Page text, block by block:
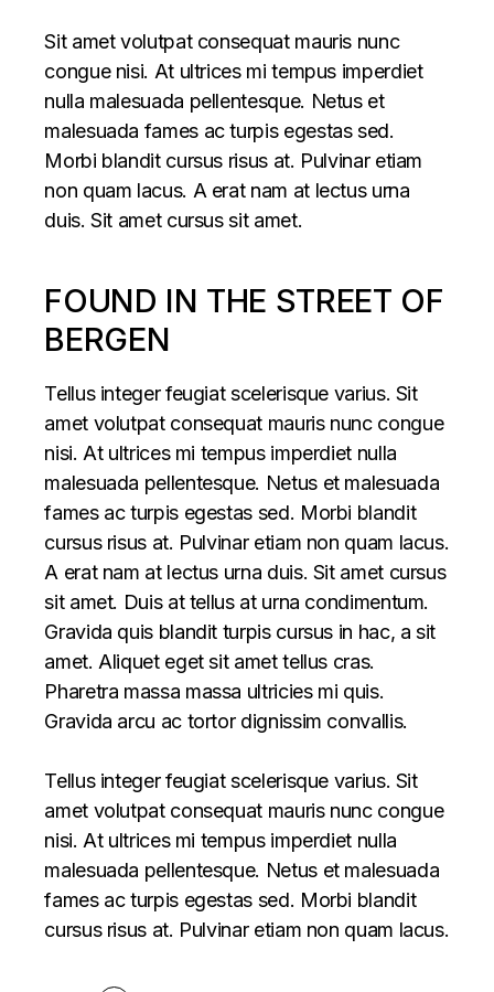
Sit amet volutpat consequat mauris nunc
congue nisi. At ultrices mi tempus imperdiet
nulla malesuada pellentesque. Netus et
malesuada fames ac turpis egestas sed.
Morbi blandit cursus risus at. Pulvinar etiam
non quam lacus. A erat nam at lectus urna
duis. Sit amet cursus sit amet.
FOUND IN THE STREET OF
BERGEN
Tellus integer feugiat scelerisque varius. Sit
amet volutpat consequat mauris nunc congue
nisi. At ultrices mi tempus imperdiet nulla
malesuada pellentesque. Netus et malesuada
fames ac turpis egestas sed. Morbi blandit
cursus risus at. Pulvinar etiam non quam lacus.
A erat nam at lectus urna duis. Sit amet cursus
sit amet. Duis at tellus at urna condimentum.
Gravida quis blandit turpis cursus in hac, a sit
amet. Aliquet eget sit amet tellus cras.
Pharetra massa massa ultricies mi quis.
Gravida arcu ac tortor dignissim convallis.
Tellus integer feugiat scelerisque varius. Sit
amet volutpat consequat mauris nunc congue
nisi. At ultrices mi tempus imperdiet nulla
malesuada pellentesque. Netus et malesuada
fames ac turpis egestas sed. Morbi blandit
cursus risus at. Pulvinar etiam non quam lacus.